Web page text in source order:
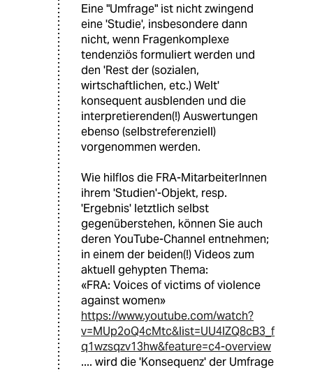
Eine "Umfrage" ist nicht zwingend
eine 'Studie', insbesondere dann
nicht, wenn Fragenkomplexe
tendenziös formuliert werden und
den 'Rest der (sozialen,
wirtschaftlichen, etc.) Welt'
konsequent ausblenden und die
interpretierenden(!) Auswertungen
ebenso (selbstreferenziell)
vorgenommen werden.
Wie hilflos die FRA-MitarbeiterInnen
ihrem 'Studien'-Objekt, resp.
'Ergebnis' letztlich selbst
gegenüberstehen, können Sie auch
deren YouTube-Channel entnehmen;
in einem der beiden(!) Videos zum
aktuell gehypten Thema:
«FRA: Voices of victims of violence
against women»
https://www.youtube.com/watch?
v=MUp2oQ4cMtc&list=UU4lZQ8cB3_f
q1wzsqzv13hw&feature=c4-overview
.... wird die 'Konsequenz' der Umfrage